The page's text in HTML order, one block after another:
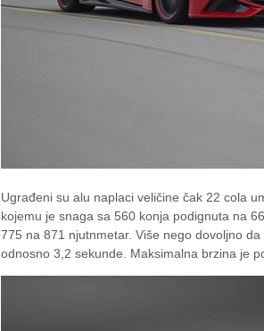
Ugrađeni su alu naplaci veličine čak 22 cola
kojemu je snaga sa 560 konja podignuta na
775 na 871 njutnmetar. Više nego dovoljno
odnosno 3,2 sekunde. Maksimalna brzina je